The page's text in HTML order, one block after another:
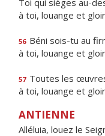
Toi qui sièges au-
à toi, louange et
56 Béni sois-tu au
à toi, louange et
57 Toutes les
à toi, louange et
ANTIENNE
Alléluia, louez le